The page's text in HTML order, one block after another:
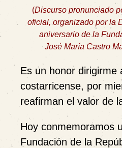
(Discurso pronunciado
oficial, organizado por la
aniversario de la
José María Castro
Es un honor dirigirme
costarricense, por
reafirman el valor de
Hoy conmemoramos
Fundación de la